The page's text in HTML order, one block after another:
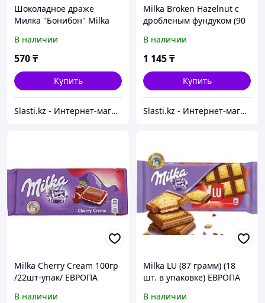
Шоколадное драже
Милка "Бонибон" Milka
упак)
В наличии
570₸
Купить
Slasti.kz - Интернет-магазин сладостей
Milka Broken Hazelnut с
дробленым фундуком (90
ЕВРОПА
В наличии
1 145₸
Купить
Slasti.kz - Интернет-магазин сладостей
Milka Cherry Cream 100гр
/22шт-упак/ ЕВРОПА
В наличии
Milka LU (87 грамм) (18
шт. в упаковке) ЕВРОПА
В наличии